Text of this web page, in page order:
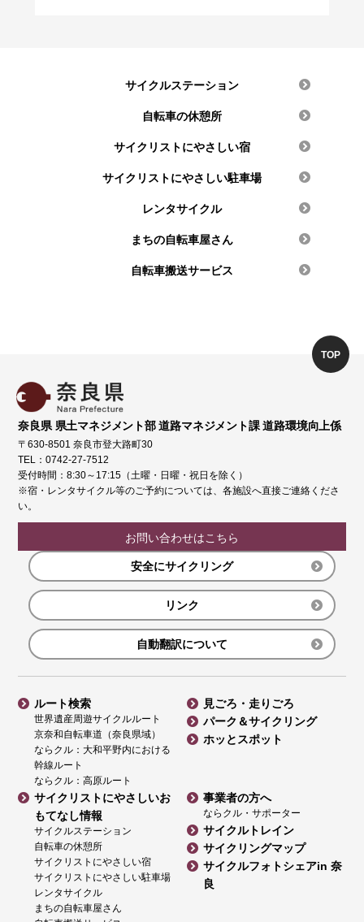
サイクルステーション
自転車の休憩所
サイクリストにやさしい宿
サイクリストにやさしい駐車場
レンタサイクル
まちの自転車屋さん
自転車搬送サービス
奈良県 県土マネジメント部 道路マネジメント課 道路環境向上係
〒630-8501 奈良市登大路町30
TEL：0742-27-7512
受付時間：8:30～17:15（土曜・日曜・祝日を除く）
※宿・レンタサイクル等のご予約については、各施設へ直接ご連絡くださ
い。
お問い合わせはこちら
安全にサイクリング
リンク
自動翻訳について
ルート検索
世界遺産周遊サイクルルート
京奈和自転車道（奈良県域）
ならクル：大和平野内における
幹線ルート
ならクル：高原ルート
見ごろ・走りごろ
パーク＆サイクリング
ホッとスポット
サイクリストにやさしいお
もてなし情報
サイクルステーション
自転車の休憩所
サイクリストにやさしい宿
サイクリストにやさしい駐車場
レンタサイクル
まちの自転車屋さん
事業者の方へ
ならクル・サポーター
サイクルトレイン
サイクリングマップ
サイクルフォトシェアin 奈
良
TOP